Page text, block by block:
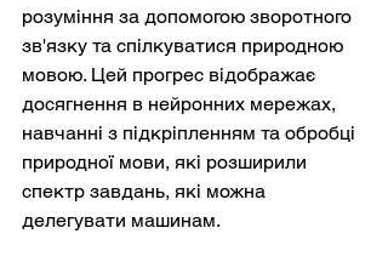
розуміння за допомогою зворотного
зв'язку та спілкуватися природною
мовою. Цей прогрес відображає
досягнення в нейронних мережах,
навчанні з підкріпленням та обробці
природної мови, які розширили
спектр завдань, які можна
делегувати машинам.